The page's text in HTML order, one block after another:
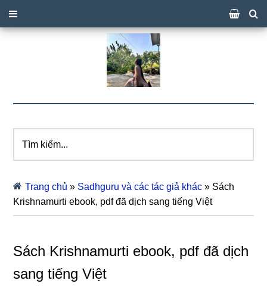
kiếm...
Trang chủ » Sadhguru và các tác giả khác » Sách
Krishnamurti ebook, pdf đã dịch sang tiếng Việt
Sách Krishnamurti ebook, pdf đã dịch
sang tiếng Việt